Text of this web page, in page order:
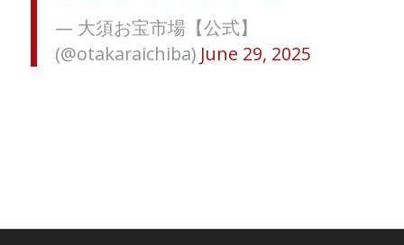
— 大須お宝市場【公式】
(@otakaraichiba) June 29, 2025